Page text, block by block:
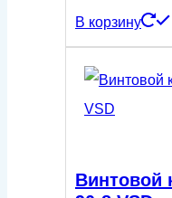
В корзину
Винтовой